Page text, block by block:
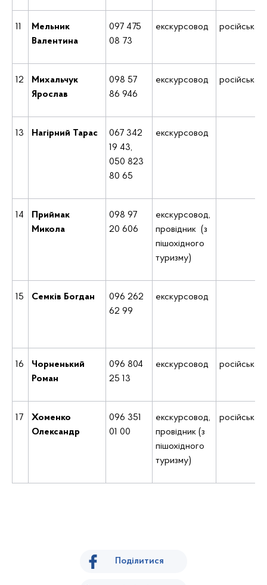
11
Мельник
Валентина
097 475
08 73
екскурсовод російська
12
Михальчук
Ярослав
098 57
86 946
екскурсовод російська
13 Нагірний Тарас
067 342
19 43,
050 823
80 65
екскурсовод
14
Приймак
Микола
098 97
20 606
екскурсовод,
провідник (з
пішохідного
туризму)
15 Семків Богдан
096 262
62 99
екскурсовод
16
Чорненький
Роман
096 804
25 13
екскурсовод російська
17
Хоменко
Олександр
096 351
01 00
екскурсовод,
провідник (з
пішохідного
туризму)
російська
Поділитися